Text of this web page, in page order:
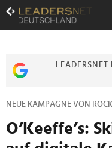
Zum
Inhalt
Zur
Zur
NEUE KAMPAGNE VON
O’Keeffe’s: